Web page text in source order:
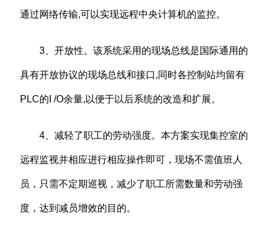
通过网络传输,可以实现远程中央计算机的监控。
3、开放性。该系统采用的现场总线是国际通用的
具有开放协议的现场总线和接口,同时各控制站均留有
PLC的I /O余量,以便于以后系统的改造和扩展。
4、减轻了职工的劳动强度。本方案实现集控室的
远程监视并相应进行相应操作即可，现场不需值班人
员，只需不定期巡视，减少了职工所需数量和劳动强
度，达到减员增效的目的。